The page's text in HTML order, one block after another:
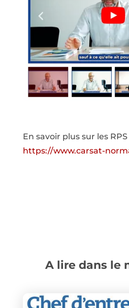
En savoir plus sur les RPS
https://www.carsat-
A lire dans le